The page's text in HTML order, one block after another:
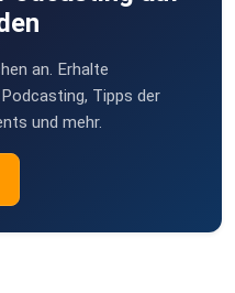
an. Erhalte
Tipps der
und mehr.